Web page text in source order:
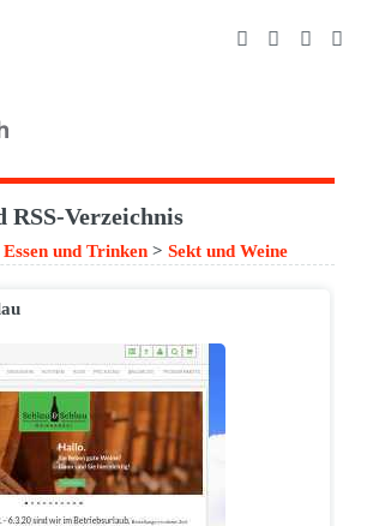
RSS-Verzeichnis
Essen und Trinken> Sekt und Weine